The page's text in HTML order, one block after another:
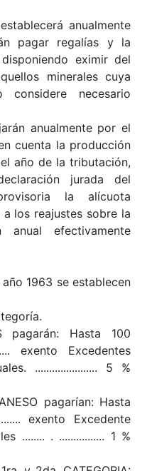
anualmente
pagar regalías y la
eximir del
minerales cuya
considere necesario
anualmente por el
cuenta la producción
año de la tributación,
jurada del
la alícuota
los reajustes sobre la
efectivamente
1963 se establecen
pagarán: Hasta 100
exento Excedentes
...................... 5 %
pagarían: Hasta
exento Excedente
........ . ................ 1 %